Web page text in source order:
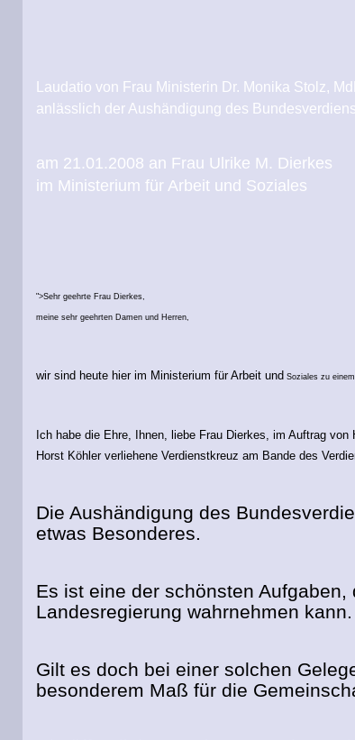
Laudatio von Frau Ministerin Dr. Monika Stolz, MdL
anlässlich der Aushändigung des
am 21.01.2008 an Frau Ulrike M. Dierkes
im Ministerium für Arbeit und Soziales
">Sehr geehrte Frau Dierkes,
meine sehr geehrten Damen und Herren,
wir sind heute hier im Ministerium für Arbeit und Soziales zu
Ich habe die Ehre, Ihnen, liebe Frau Dierkes, im Auftrag von
Horst Köhler verliehene Verdienstkreuz am Bande des
Die Aushändigung des
etwas Besonderes.
Es ist eine der schönsten
Landesregierung wahrnehmen kann.
Gilt es doch bei einer solchen
besonderem Maß für die